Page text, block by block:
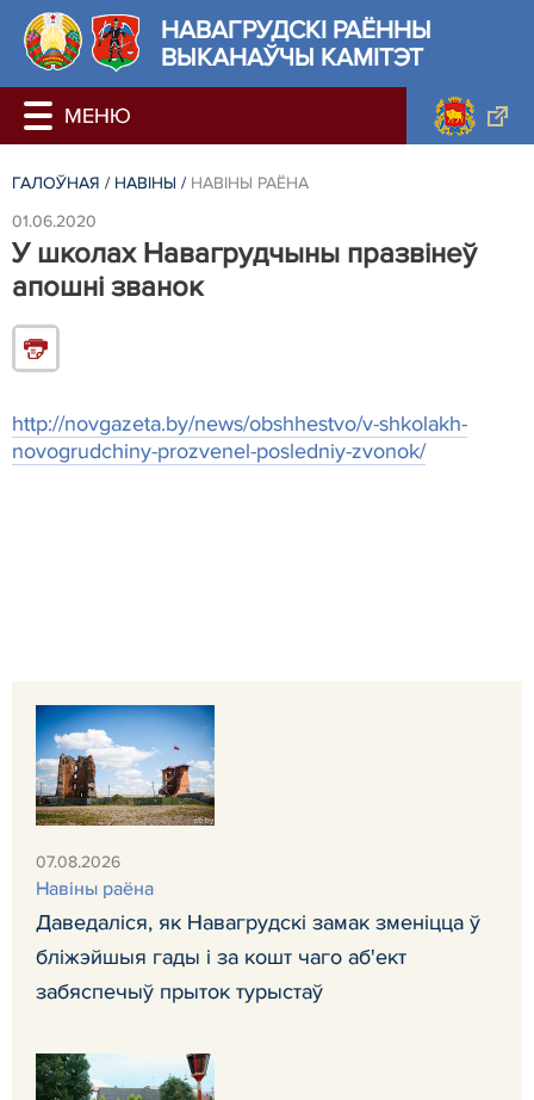
НАВАГРУДСКІ РАЁННЫ
ВЫКАНАЎЧЫ КАМІТЭТ
ГАЛОЎНАЯ / НАВIНЫ / НАВIНЫ РАЁНА
01.06.2020
У школах Навагрудчыны празвінеў
апошні званок
http://novgazeta.by/news/obshhestvo/v-shkolakh-
novogrudchiny-prozvenel-posledniy-zvonok/
07.08.2026
Навiны раёна
Даведаліся, як Навагрудскі замак зменіцца ў
бліжэйшыя гады і за кошт чаго аб'ект
забяспечыў прыток турыстаў